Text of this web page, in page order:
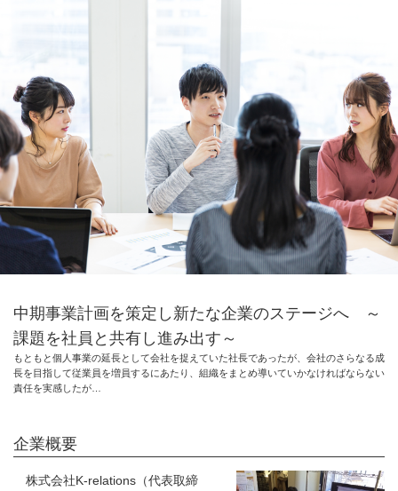
中期事業計画を策定し新たな企業のステージへ ～
課題を社員と共有し進み出す～
もともと個人事業の延長として会社を捉えていた社長であったが、会社のさらなる成
長を目指して従業員を増員するにあたり、組織をまとめ導いていかなければならない
責任を実感したが…
企業概要
株式会社K-relations（代表取締